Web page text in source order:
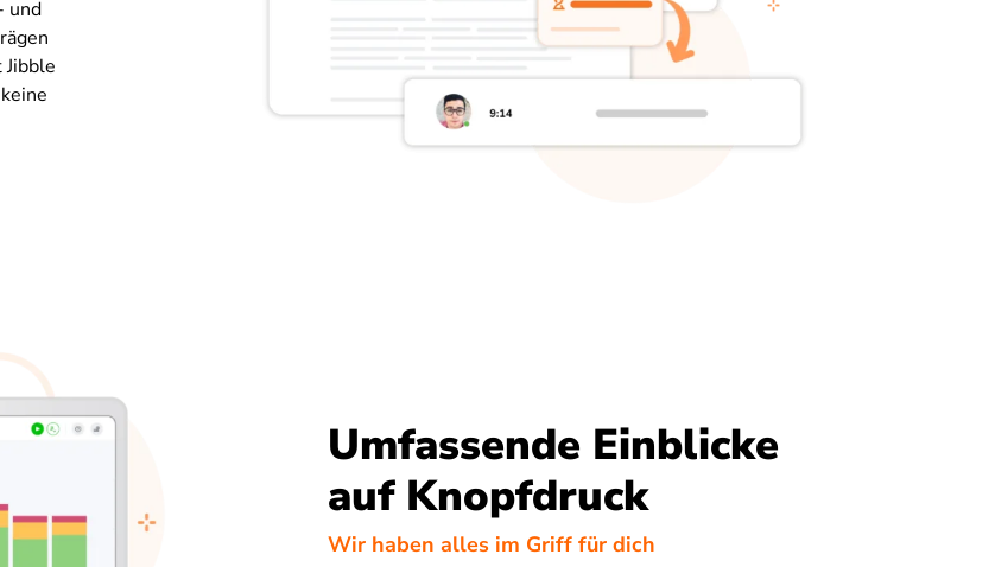
und
Umfassende Einblicke
auf Knopfdruck
Wir haben alles im Griff für dich